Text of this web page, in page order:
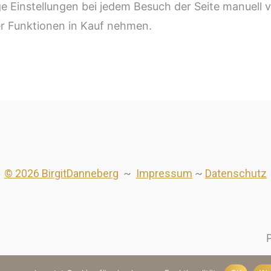
Einstellungen bei jedem Besuch der Seite manuell
Funktionen in Kauf nehmen.
© 2026 BirgitDanneberg ~ Impressum ~ Datenschutz